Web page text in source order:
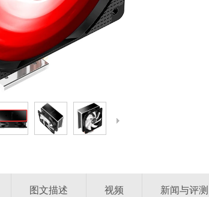
图文描述 视频 新闻与评测